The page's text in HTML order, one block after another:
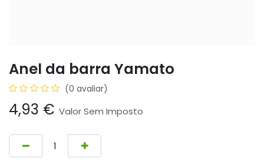
Anel da barra Yamato
(0 avaliar)
4,93 € Valor Sem Imposto